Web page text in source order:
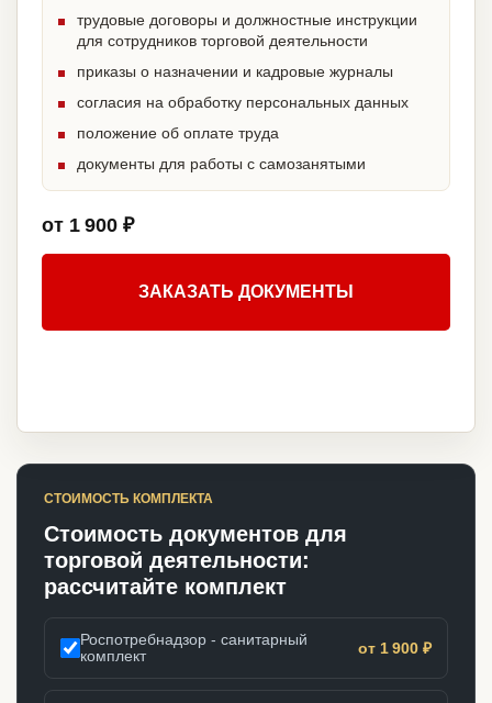
трудовые договоры и должностные инструкции
для сотрудников торговой деятельности
приказы о назначении и кадровые журналы
согласия на обработку персональных данных
положение об оплате труда
документы для работы с самозанятыми
от 1 900 ₽
ЗАКАЗАТЬ ДОКУМЕНТЫ
СТОИМОСТЬ КОМПЛЕКТА
Стоимость документов для
торговой деятельности:
рассчитайте комплект
Роспотребнадзор - санитарный
комплект
от 1 900 ₽